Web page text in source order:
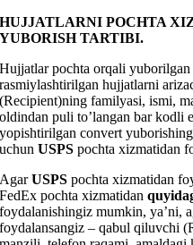
HUJJATLARNI POCHTA
YUBORISH TARTIBI.
Hujjatlar pochta orqali
rasmiylashtirilgan hujjatlarni
(Recipient)ning familyasi, ismi,
oldindan puli to’langan bar kodli
yopishtirilgan convert
uchunUSPS pochta xizmatidan
AgarUSPS pochta xizmatidan
FedEx pochta xizmatidan
foydalanishingiz mumkin, ya’ni,
foydalansangiz – qabul qiluvchi